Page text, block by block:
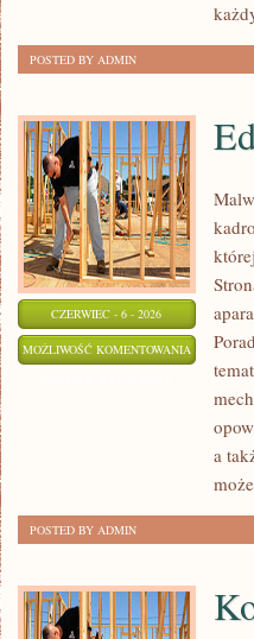
POSTED BY ADMIN
CZERWIEC - 6 - 2026
MOŻLIWOŚĆ KOMENTOWANIA EDYCJA
a
POSTED BY ADMIN